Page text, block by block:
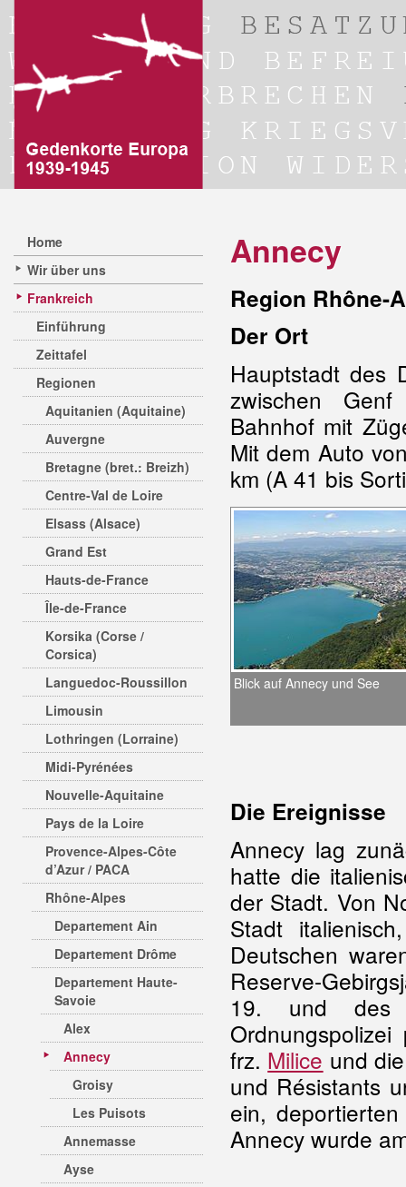
Home
Wir über uns
Frankreich
Einführung
Zeittafel
Regionen
Aquitanien (Aquitaine)
Auvergne
Bretagne (bret.: Breizh)
Centre-Val de Loire
Elsass (Alsace)
Grand Est
Hauts-de-France
Île-de-France
Korsika (Corse /
Corsica)
Languedoc-Roussillon
Limousin
Lothringen (Lorraine)
Midi-Pyrénées
Nouvelle-Aquitaine
Pays de la Loire
Provence-Alpes-Côte
d’Azur / PACA
Rhône-Alpes
Departement Ain
Departement Drôme
Departement Haute-
Savoie
Alex
Annecy
Groisy
Les Puisots
Annemasse
Ayse
Annecy
Region Rhône-
Der Ort
Hauptstadt des
zwischen
Bahnhof mit
Mit dem Auto
km (A 41 bis
Blick auf Annecy und See
Die Ereignisse
Annecy lag
hatte die
der Stadt. Von
Stadt
Deutschen
Reserve-
19. und des
frz. Milice und
und Résistants
ein,
Annecy wurde